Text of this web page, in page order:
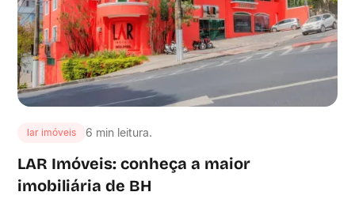
lar imóveis 6 min leitura.
LAR Imóveis: conheça a maior
imobiliária de BH